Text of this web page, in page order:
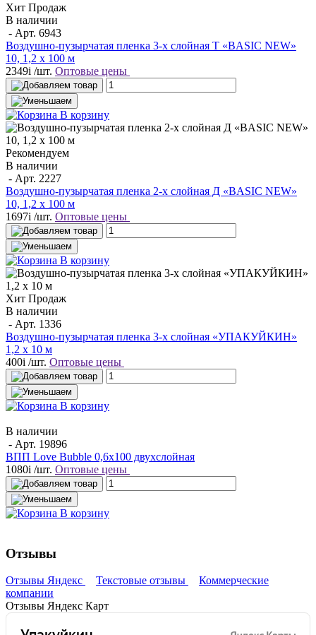
Хит Продаж
В наличии
- Арт. 6943
Воздушно-пузырчатая пленка 3-х слойная T «BASIC NEW»
10, 1,2 х 100 м
2349i /шт. Оптовые цены
В корзину
Рекомендуем
В наличии
- Арт. 2227
Воздушно-пузырчатая пленка 2-х слойная Д «BASIC NEW»
10, 1,2 х 100 м
1697i /шт. Оптовые цены
В корзину
Хит Продаж
В наличии
- Арт. 1336
Воздушно-пузырчатая пленка 3-х слойная «УПАКУЙКИН»
1,2 х 10 м
400i /шт. Оптовые цены
В корзину
В наличии
- Арт. 19896
ВПП Love Bubble 0,6х100 двухслойная
1080i /шт. Оптовые цены
В корзину
Отзывы
Отзывы Яндекс Текстовые отзывы
Коммерческие
компании
Отзывы Яндекс Карт